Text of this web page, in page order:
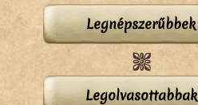
Legnépszerűbbek
Legolvasottabbak